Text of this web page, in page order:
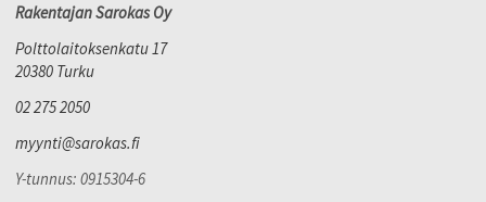
Rakentajan Sarokas Oy
Polttolaitoksenkatu 17
20380 Turku
02 275 2050
myynti@sarokas.fi
Y-tunnus: 0915304-6